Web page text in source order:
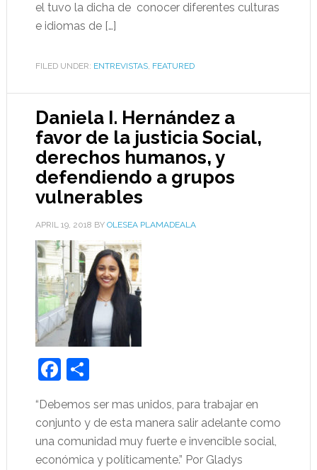
el tuvo la dicha de conocer diferentes culturas
e idiomas de […]
FILED UNDER: ENTREVISTAS, FEATURED
Daniela I. Hernández a
favor de la justicia Social,
derechos humanos, y
defendiendo a grupos
vulnerables
APRIL 19, 2018 BY OLESEA PLAMADEALA
Facebook
Share
“Debemos ser mas unidos, para trabajar en
conjunto y de esta manera salir adelante como
una comunidad muy fuerte e invencible social,
económica y políticamente.” Por Gladys